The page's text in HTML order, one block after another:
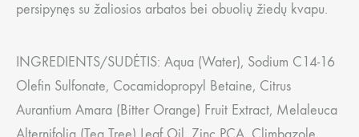
persipynęs su žaliosios arbatos bei obuolių žiedų kvapu.
INGREDIENTS/SUDĖTIS: Aqua (Water), Sodium C14-16
Olefin Sulfonate, Cocamidopropyl Betaine, Citrus
Aurantium Amara (Bitter Orange) Fruit Extract, Melaleuca